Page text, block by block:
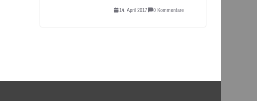
14. April 2017 0 Kommentare